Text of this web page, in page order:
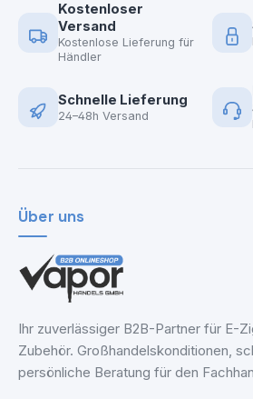
Kostenloser
Versand
Kostenlose Lieferung für
Händler
Schnelle Lieferung
24–48h Versand
Über uns
Ihr zuverlässiger B2B-Partner für E-
Zubehör. Großhandelskonditionen,
persönliche Beratung für den